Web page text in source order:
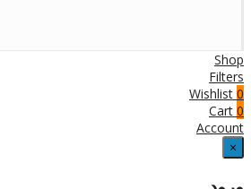
Shop
Filters
0
Wishlist
0
Cart
Account
×